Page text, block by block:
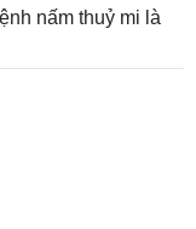
nấm thuỷ mi là